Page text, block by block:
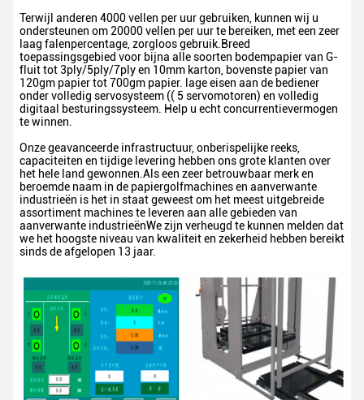
Terwijl anderen 4000 vellen per uur gebruiken, kunnen wij u
ondersteunen om 20000 vellen per uur te bereiken, met een zeer
laag falenpercentage, zorgloos gebruik.Breed
toepassingsgebied voor bijna alle soorten bodempapier van G-
fluit tot 3ply/5ply/7ply en 10mm karton, bovenste papier van
120gm papier tot 700gm papier. lage eisen aan de bediener
onder volledig servosysteem (( 5 servomotoren) en volledig
digitaal besturingssysteem. Help u echt concurrentievermogen
te winnen.
Onze geavanceerde infrastructuur, onberispelijke reeks,
capaciteiten en tijdige levering hebben ons grote klanten over
het hele land gewonnen.Als een zeer betrouwbaar merk en
beroemde naam in de papiergolfmachines en aanverwante
industrieën is het in staat geweest om het meest uitgebreide
assortiment machines te leveren aan alle gebieden van
aanverwante industrieënWe zijn verheugd te kunnen melden dat
we het hoogste niveau van kwaliteit en zekerheid hebben bereikt
sinds de afgelopen 13 jaar.